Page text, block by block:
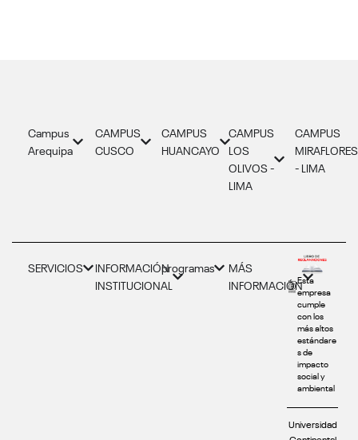
Campus
Arequipa
CAMPUS
CUSCO
CAMPUS
HUANCAYO
CAMPUS
LOS
OLIVOS -
LIMA
CAMPUS
MIRAFLORES
- LIMA
SERVICIOS
INFORMACIÓN
INSTITUCIONAL
programas
MÁS
INFORMACIÓNEsta
empresa
cumple
con los
más altos
estándare
s de
impacto
social y
ambiental
Universidad